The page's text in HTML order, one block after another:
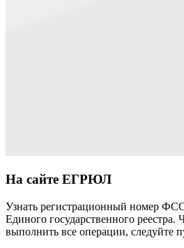
На сайте ЕГРЮЛ
Узнать регистрационный номер
Единого государственного реестра.
выполнить все операции, следуйте